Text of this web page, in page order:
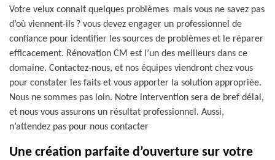
Votre velux connait quelques problèmes mais vous ne savez pas
d’où viennent-ils ? vous devez engager un professionnel de
confiance pour identifier les sources de problèmes et le réparer
efficacement. Rénovation CM est l’un des meilleurs dans ce
domaine. Contactez-nous, et nos équipes viendront chez vous
pour constater les faits et vous apporter la solution appropriée.
Nous ne sommes pas loin. Notre intervention sera de bref délai,
et nous vous assurons un résultat professionnel. Aussi,
n’attendez pas pour nous contacter
Une création parfaite d’ouverture sur votre